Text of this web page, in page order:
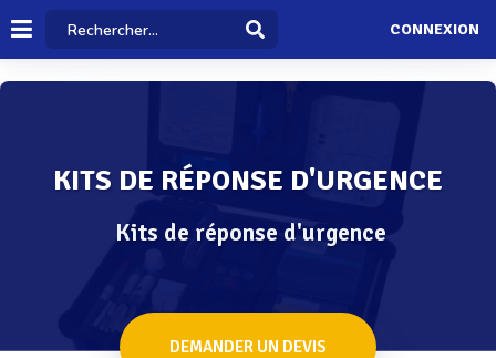
CONNEXION
KITS DE RÉPONSE D'URGENCE
Kits de réponse d'urgence
DEMANDER UN DEVIS